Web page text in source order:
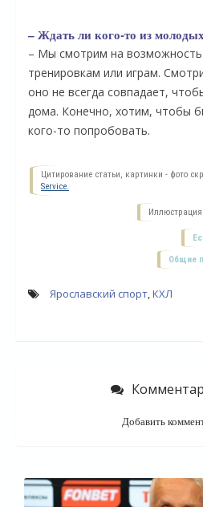
– Ждать ли кого-то из
– Мы смотрим на возможность
тренировкам или играм.
оно не всегда совпадает,
дома. Конечно, хотим, чтобы
кого-то попробовать.
Цитирование статьи, картинки - фото
Service.
Иллюстрация
Общие
Ярославский спорт,КХЛ
Добавить